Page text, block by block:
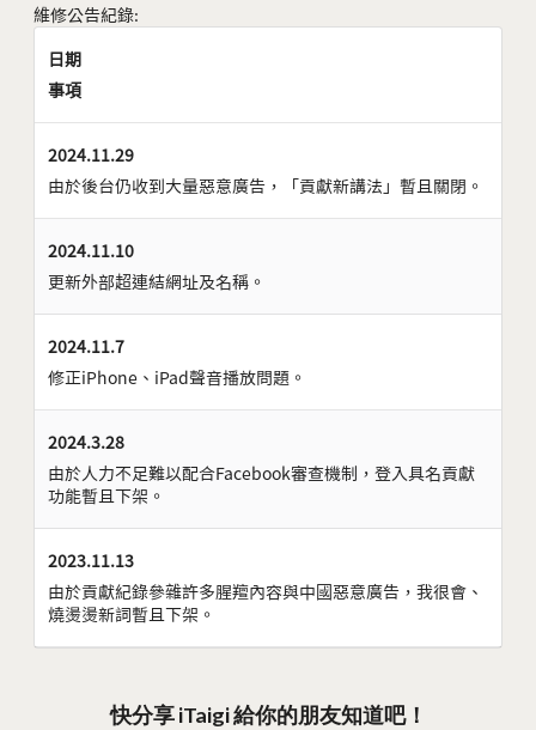
維修公告紀錄:
日期
事項
2024.11.29
由於後台仍收到大量惡意廣告，「貢獻新講法」暫且關閉。
2024.11.10
更新外部超連結網址及名稱。
2024.11.7
修正iPhone、iPad聲音播放問題。
2024.3.28
由於人力不足難以配合Facebook審查機制，登入具名貢獻
功能暫且下架。
2023.11.13
由於貢獻紀錄參雜許多腥羶內容與中國惡意廣告，我很會、
燒燙燙新詞暫且下架。
快分享 iTaigi 給你的朋友知道吧！